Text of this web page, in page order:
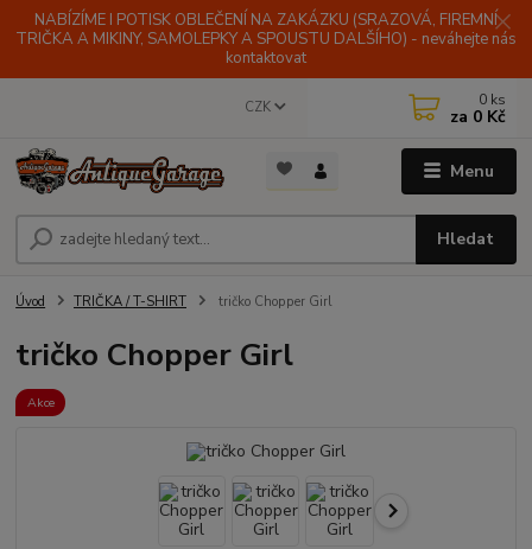
NABÍZÍME I POTISK OBLEČENÍ NA ZAKÁZKU (SRAZOVÁ, FIREMNÍ
TRIČKA A MIKINY, SAMOLEPKY A SPOUSTU DALŠÍHO) - neváhejte nás
kontaktovat
Menu
CZK
Hledat
0 ks
za 0 Kč
Úvod TRIČKA / T-SHIRT tričko Chopper Girl
tričko Chopper Girl
Akce